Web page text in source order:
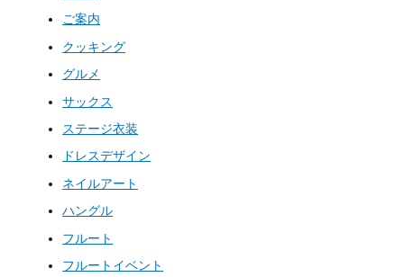
ご案内
クッキング
グルメ
サックス
ステージ衣装
ドレスデザイン
ネイルアート
ハングル
フルート
フルートイベント